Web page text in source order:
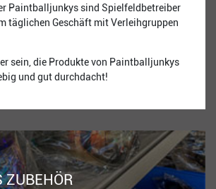
Paintballjunkys sind Spielfeldbetreiber
täglichen Geschäft mit Verleihgruppen
sein, die Produkte von Paintballjunkys
und gut durchdacht!
ZUBEHÖR